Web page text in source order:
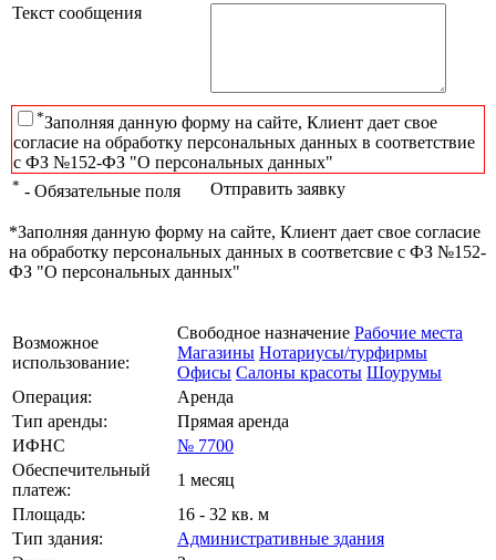
Текст сообщения
*Заполняя данную форму на сайте, Клиент дает свое
согласие на обработку персональных данных в соответствие
с ФЗ №152-ФЗ "О персональных данных"
* - Обязательные поля Отправить заявку
*Заполняя данную форму на сайте, Клиент дает свое согласие
на обработку персональных данных в соответсвие с ФЗ №152-
ФЗ "О персональных данных"
Возможное
использование:
Свободное назначение Рабочие места
Магазины Нотариусы/турфирмы
Офисы Салоны красоты Шоурумы
Операция:
Аренда
Тип аренды:
Прямая аренда
ИФНС
№ 7700
Обеспечительный
платеж:
1 месяц
Площадь:
16 - 32 кв. м
Тип здания:
Административные здания